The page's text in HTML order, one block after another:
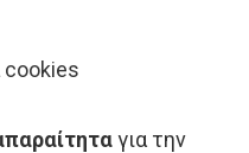
για την